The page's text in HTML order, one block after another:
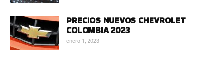
PRECIOS NUEVOS CHEVROLET
COLOMBIA 2023
enero 1, 2023